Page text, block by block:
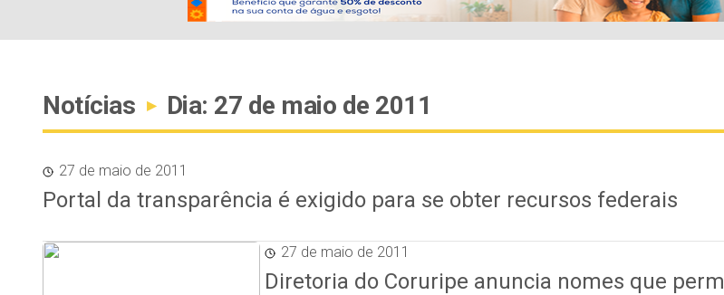
Notícias ▸ Dia: 27 de maio de 2011
27 de maio de 2011
Portal da transparência é exigido para se obter recursos federais
27 de maio de 2011
Diretoria do Coruripe anuncia nomes que